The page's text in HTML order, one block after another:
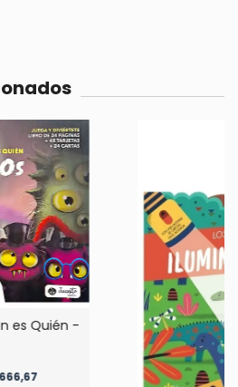
es Quién -